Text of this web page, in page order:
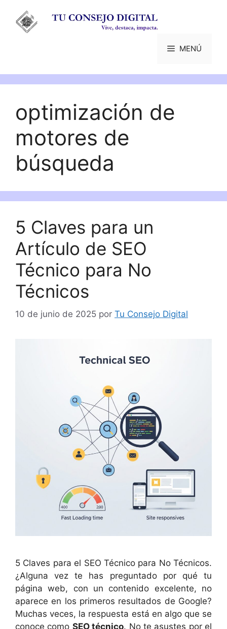
contenido
MENÚ
optimización de
motores de
búsqueda
5 Claves para un
Artículo de SEO
Técnico para No
Técnicos
10 de junio de 2025 por Tu Consejo Digital
5 Claves para el SEO Técnico para No Técnicos.
¿Alguna vez te has preguntado por qué tu
página web, con un contenido excelente, no
aparece en los primeros resultados de Google?
Muchas veces, la respuesta está en algo que se
conoce como SEO técnico. No te asustes por el